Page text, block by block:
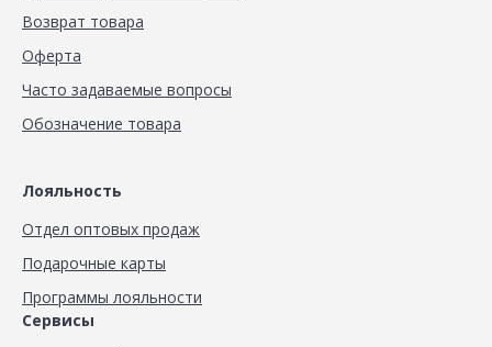
Возврат товара
Оферта
Часто задаваемые вопросы
Обозначение товара
Лояльность
Отдел оптовых продаж
Подарочные карты
Программы лояльности
Сервисы